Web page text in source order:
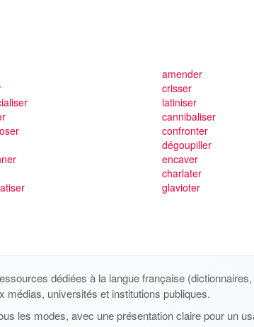
amender
crisser
latiniser
cannibaliser
confronter
dégoupiller
encaver
charlater
glavioter
dédiées à la langue française
universités et institutions publiques.
les modes, avec une présentation claire pour un